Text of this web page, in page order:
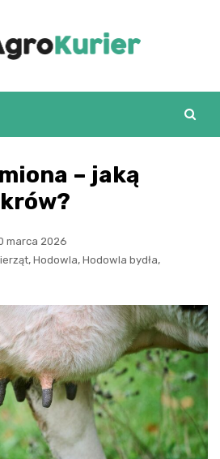
– jaką
marca 2026
, Hodowla, Hodowla bydła,